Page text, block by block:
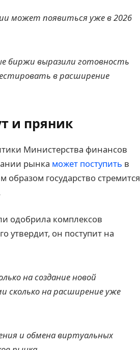
может появиться уже в 2026
биржи выразили готовность
в расширение
и пряник
Министерства финансов
рынка может поступить в
образом государство стремится
одобрила комплексов
утвердит, он поступит на
на создание новой
на расширение уже
и обмена виртуальных